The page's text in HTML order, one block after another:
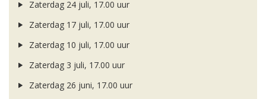
Zaterdag 24 juli, 17.00 uur
Zaterdag 17 juli, 17.00 uur
Zaterdag 10 juli, 17.00 uur
Zaterdag 3 juli, 17.00 uur
Zaterdag 26 juni, 17.00 uur